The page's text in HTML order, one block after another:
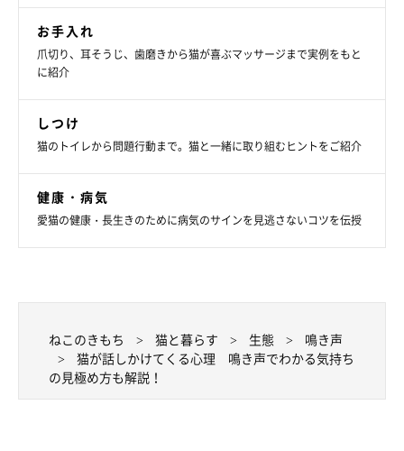
お手入れ
爪切り、耳そうじ、歯磨きから猫が喜ぶマッサージまで実例をもと
に紹介
しつけ
猫のトイレから問題行動まで。猫と一緒に取り組むヒントをご紹介
健康・病気
愛猫の健康・長生きのために病気のサインを見逃さないコツを伝授
ねこのきもち 猫と暮らす 生態
鳴き声
猫が話しかけてくる心理 鳴き声でわかる気持ち
の見極め方も解説！